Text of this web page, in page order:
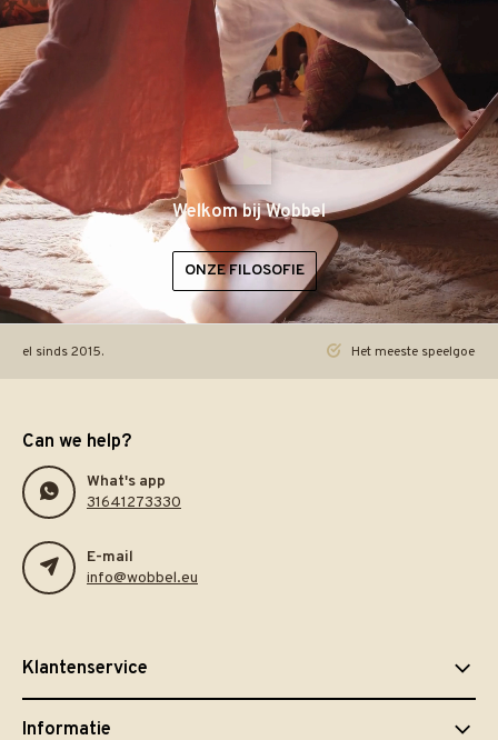
Welkom bij Wobbel
ONZE FILOSOFIE
sinds 2015. Het meeste speelgoed
Can we help?
What's app
31641273330
E-mail
info@wobbel.eu
Klantenservice
Informatie